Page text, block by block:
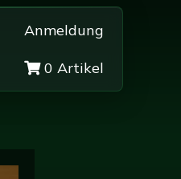
Anmeldung
0 Artikel